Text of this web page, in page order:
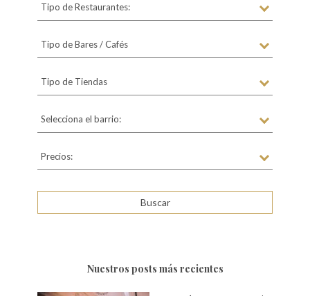
Tipo de Restaurantes:
Tipo de Bares / Cafés
Tipo de Tiendas
Selecciona el barrio:
Precios:
Nuestros posts más recientes